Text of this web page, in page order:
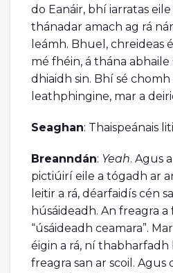
do Eanáir, bhí iarratas
thánadar amach ag rá
leámh. Bhuel, chreideas
mé fhéin, á thána abhaile
dhiaidh sin. Bhí sé chomh
leathphingine, mar a
Seaghan: Thaispeánais
Breanndán: Yeah. Agus
pictiúirí eile a tógadh ar
leitir a rá, déarfaidís cén
húsáideadh. An freagra a
“úsáideadh ceamara”.
éigin a rá, ní thabharfadh
freagra san ar scoil. Agus